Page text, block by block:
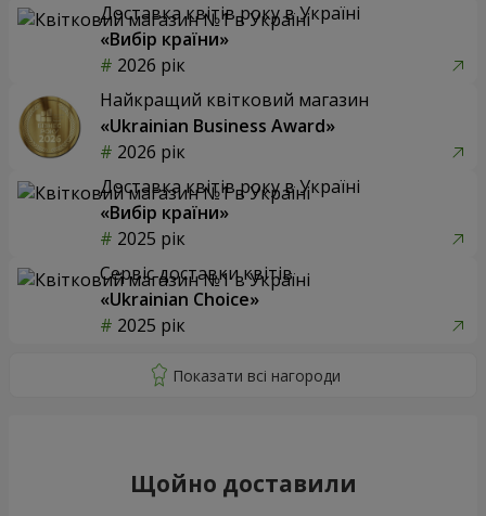
Доставка квітів року в Україні
«Вибір країни»
2026 рік
Найкращий квітковий магазин
«Ukrainian Business Award»
2026 рік
Доставка квітів року в Україні
«Вибір країни»
2025 рік
Сервіс доставки квітів
«Ukrainian Choice»
2025 рік
Щойно доставили